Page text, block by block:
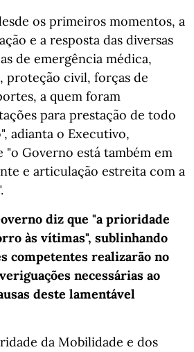
os primeiros momentos, a
e a resposta das diversas
de emergência médica,
proteção civil, forças de
a quem foram
para prestação de todo
adianta o Executivo,
"o Governo está também em
e articulação estreita com a
diz que "a prioridade
às vítimas", sublinhando
competentes realizarão no
necessárias ao
deste lamentável
da Mobilidade e dos